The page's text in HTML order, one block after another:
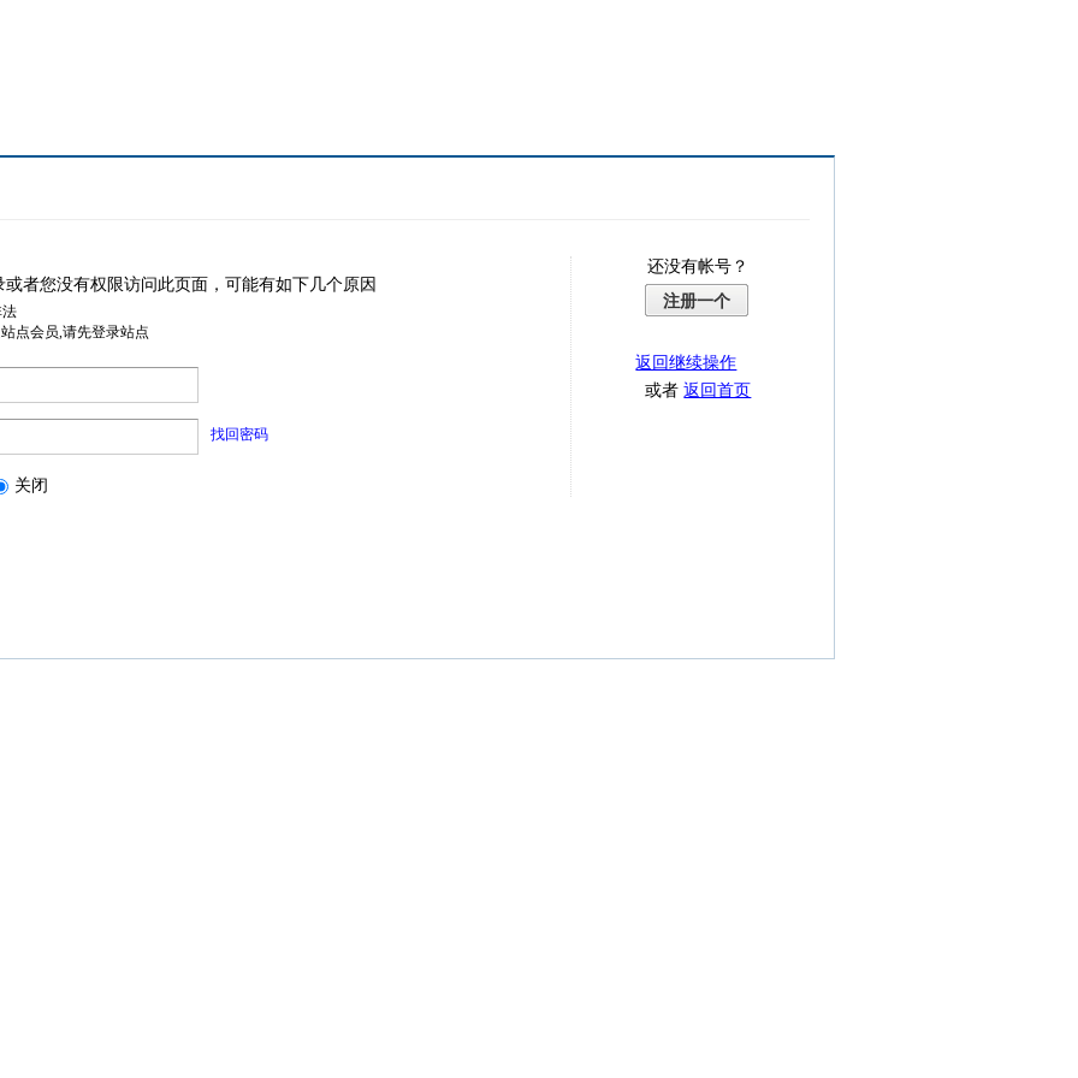
或者您没有权限访问此页面，可能有如下几个原因
点会员,请先登录站点
找回密码
关闭
还没有帐号？
注册一个
返回继续操作
或者返回首页